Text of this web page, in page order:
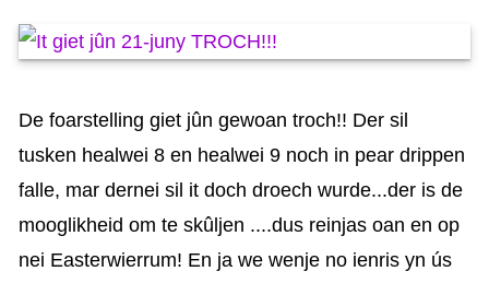
GASTEBOEK
De foarstelling giet jûn gewoan troch!! Der sil
tusken healwei 8 en healwei 9 noch in pear drippen
falle, mar dernei sil it doch droech wurde...der is de
mooglikheid om te skûljen ....dus reinjas oan en op
nei Easterwierrum! En ja we wenje no ienris yn ús